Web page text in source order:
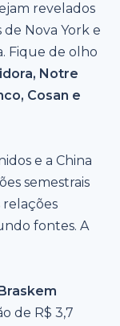
revelados
Nova York e
Fique de olho
Notre
Cosan e
e a China
semestrais
relações
fontes. A
de R$ 3,7